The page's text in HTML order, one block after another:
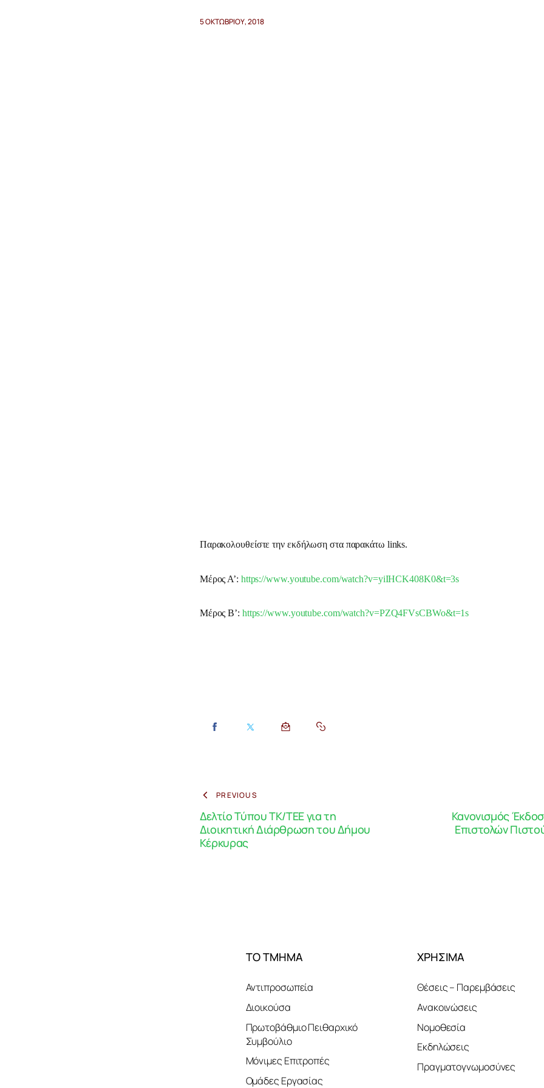
5 ΟΚΤΩΒΡΊΟΥ, 2018
Παρακολουθείστε την εκδήλωση στα παρακάτω links.
Μέρος Α’: https://www.youtube.com/watch?v=yiIHCK408K0&t=3s
Μέρος Β’: https://www.youtube.com/watch?v=PZQ4FVsCBWo&t=1s
PREVIOUS
Δελτίο Τύπου ΤΚ/ΤΕΕ για τη
Διοικητική Διάρθρωση του Δήμου
Κέρκυρας
Κανονισμός
Επιστολών
ΤΟ ΤΜΗΜΑ
Αντιπροσωπεία
Διοικούσα
Πρωτοβάθμιο Πειθαρχικό
Συμβούλιο
Μόνιμες Επιτροπές
Ομάδες Εργασίας
ΧΡΗΣΙΜΑ
Θέσεις – Παρεμβάσεις
Ανακοινώσεις
Νομοθεσία
Εκδηλώσεις
Πραγματογνωμοσύνες